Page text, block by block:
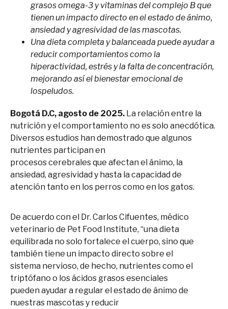
grasos omega-3 y vitaminas del complejo B que
tienen un impacto directo en el estado de ánimo,
ansiedad y agresividad de las mascotas.
Una dieta completa y balanceada puede ayudar a
reducir comportamientos como la
hiperactividad, estrés y la falta de concentración,
mejorando así el bienestar emocional de
lospeludos.
Bogotá D.C, agosto de 2025. La relación entre la
nutrición y el comportamiento no es solo anecdótica.
Diversos estudios han demostrado que algunos
nutrientes participan en
procesos cerebrales que afectan el ánimo, la
ansiedad, agresividad y hasta la capacidad de
atención tanto en los perros como en los gatos.
De acuerdo con el Dr. Carlos Cifuentes, médico
veterinario de Pet Food Institute, “una dieta
equilibrada no solo fortalece el cuerpo, sino que
también tiene un impacto directo sobre el
sistema nervioso, de hecho, nutrientes como el
triptófano o los ácidos grasos esenciales
pueden ayudar a regular el estado de ánimo de
nuestras mascotas y reducir